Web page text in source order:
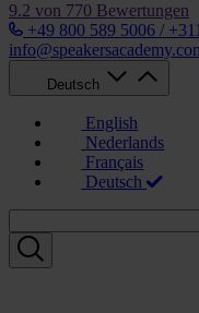
9.2 von 770 Bewertungen
+49 800 589 5006 /
Deutsch
English
Nederlands
Français
Deutsch